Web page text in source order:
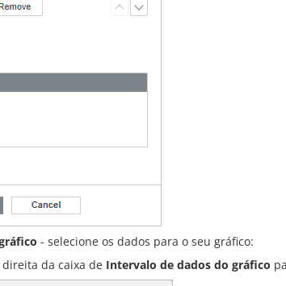
- selecione os dados para o seu gráfico:
direita da caixa de Intervalo de dados do gráfico